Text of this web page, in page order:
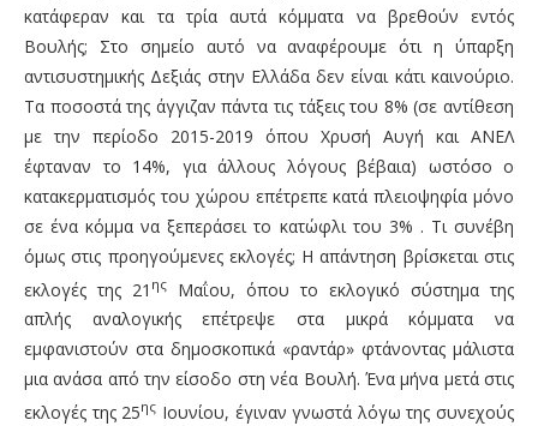
κατάφεραν και τα τρία αυτά κόμματα να βρεθούν εντός
Βουλής; Στο σημείο αυτό να αναφέρουμε ότι η ύπαρξη
αντισυστημικής Δεξιάς στην Ελλάδα δεν είναι κάτι καινούριο.
Τα ποσοστά της άγγιζαν πάντα τις τάξεις του 8% (σε αντίθεση
με την περίοδο 2015-2019 όπου Χρυσή Αυγή και ΑΝΕΛ
έφταναν το 14%, για άλλους λόγους βέβαια) ωστόσο ο
κατακερματισμός του χώρου επέτρεπε κατά πλειοψηφία μόνο
σε ένα κόμμα να ξεπεράσει το κατώφλι του 3% . Τι συνέβη
όμως στις προηγούμενες εκλογές; Η απάντηση βρίσκεται στις
εκλογές της 21 ης
Μαΐου, όπου το εκλογικό σύστημα της
απλής αναλογικής επέτρεψε στα μικρά κόμματα να
εμφανιστούν στα δημοσκοπικά «ραντάρ» φτάνοντας μάλιστα
μια ανάσα από την είσοδο στη νέα Βουλή. Ένα μήνα μετά στις
εκλογές της 25ης Ιουνίου, έγιναν γνωστά λόγω της συνεχούς